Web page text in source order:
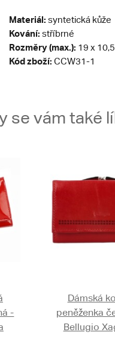
Materiál: syntetická kůže
Kování: stříbrné
Rozměry (max.): 19 x
Kód zboží: CCW31-1
se vám také
-
Dámská
peněženka
Bellugio